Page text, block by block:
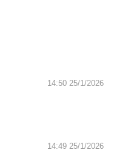
14:50 25/1/2026
14:49 25/1/2026